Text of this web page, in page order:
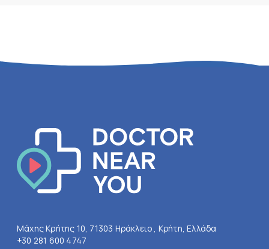
Μάχης Κρήτης 10, 71303 Ηράκλειο , Κρήτη, Ελλάδα
+30 281 600 4747